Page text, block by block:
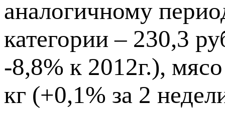
аналогичному
категории – 230,3
-8,8% к 2012г.),
кг (+0,1% за 2